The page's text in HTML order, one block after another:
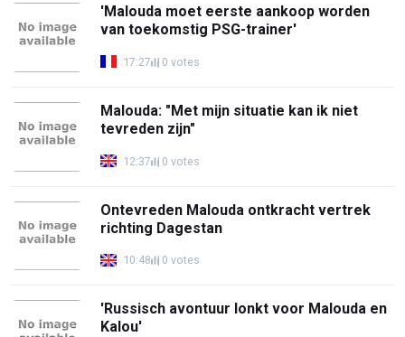
'Malouda moet eerste aankoop worden
van toekomstig PSG-trainer'
17:27 0 votes
Malouda: "Met mijn situatie kan ik niet
tevreden zijn"
12:37 0 votes
Ontevreden Malouda ontkracht vertrek
richting Dagestan
10:48 0 votes
'Russisch avontuur lonkt voor Malouda en
Kalou'